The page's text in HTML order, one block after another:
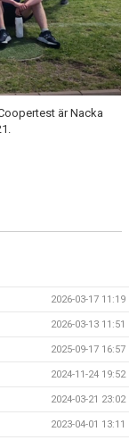
är Nacka
2026-03-17 11:19
2026-03-13 11:51
2025-09-17 16:57
2024-11-24 19:52
2024-03-21 23:02
2023-04-01 13:11